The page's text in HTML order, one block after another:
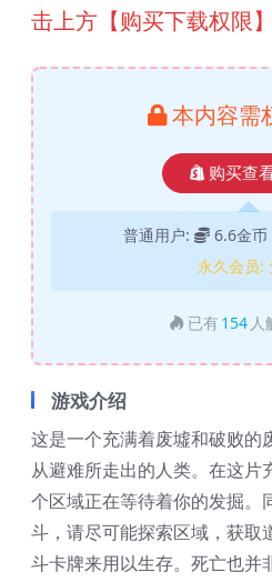
击上方【购买下载权限
本内容需
购买查
普通用户: 6.6金币
永久会员:
已有 154 人
游戏介绍
这是一个充满着废墟和破败的
从避难所走出的人类。在这片
个区域正在等待着你的发掘。
斗，请尽可能探索区域，获取
斗卡牌来用以生存。死亡也并